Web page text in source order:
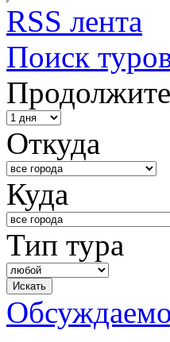
RSS лента
Поиск
Откуда
Куда
Тип тура